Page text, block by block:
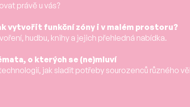
právě u vás?
vytvořit funkční zóny i v malém prostoru?
hudbu, knihy a jejich přehledná nabídka.
o kterých se (ne)mluví
jak sladit potřeby sourozenců různého